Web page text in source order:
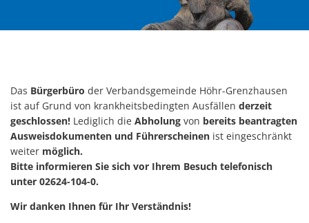
Das Bürgerbüro der Verbandsgemeinde Höhr-Grenzhausen
ist auf Grund von krankheitsbedingten Ausfällen derzeit
geschlossen! Lediglich die Abholung von bereits beantragten
Ausweisdokumenten und Führerscheinen ist eingeschränkt
weiter möglich.
Bitte informieren Sie sich vor Ihrem Besuch telefonisch
unter 02624-104-0.
Wir danken Ihnen für Ihr Verständnis!